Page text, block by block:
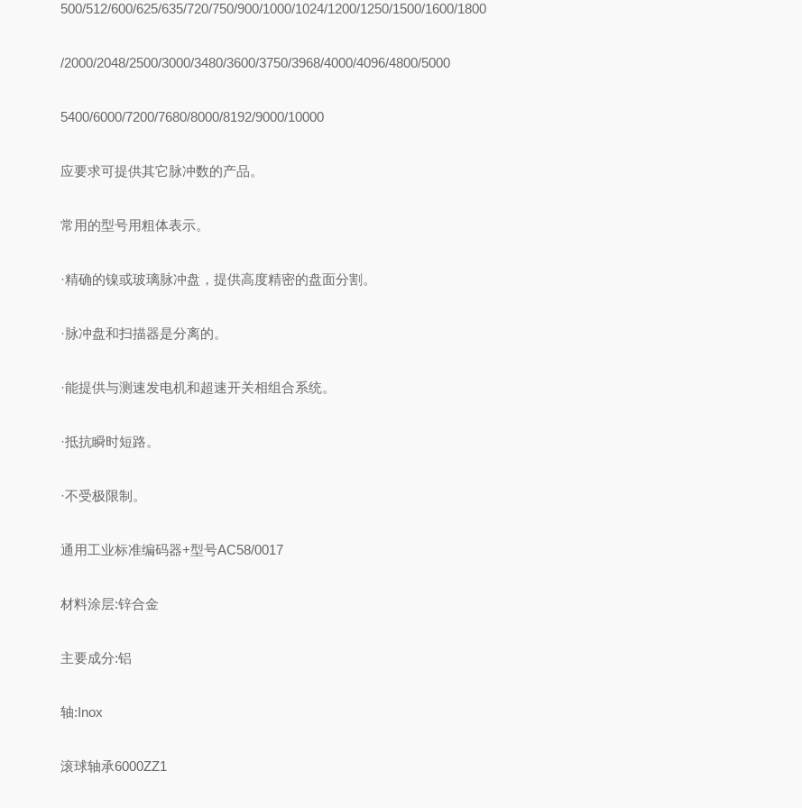
500/512/600/625/635/720/750/900/1000/1024/1200/1250/1500/1600/1800
/2000/2048/2500/3000/3480/3600/3750/3968/4000/4096/4800/5000
5400/6000/7200/7680/8000/8192/9000/10000
应要求可提供其它脉冲数的产品。
常用的型号用粗体表示。
·精确的镍或玻璃脉冲盘，提供高度精密的盘面分割。
·脉冲盘和扫描器是分离的。
·能提供与测速发电机和超速开关相组合系统。
·抵抗瞬时短路。
·不受极限制。
通用工业标准编码器+型号AC58/0017
材料涂层:锌合金
主要成分:铝
轴:Inox
滚球轴承6000ZZ1